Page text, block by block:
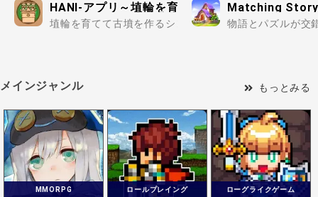
HANI-アプリ～埴輪を育ててオリジナル古墳をつ
埴輪を育てて古墳を作るシンプルな箱庭シミュレーショ
Matching
物語とパズルが交
メインジャンル もっとみる
MMORPG
ロールプレイング
ローグライクゲーム